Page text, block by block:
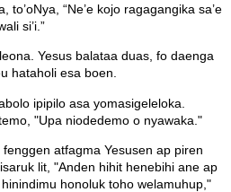
“Ne’e kojo ragagangika sa’e
si’i.”
Yesus balataa duas, fo daenga
hataholi esa boen.
ipipilo asa yomasigeleloka.
"Upa niodedemo o nyawaka."
atfagma Yesusen ap piren
lit, "Anden hihit henebihi ane ap
honoluk toho welamuhup,"